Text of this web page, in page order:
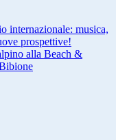
internazionale: musica,
prospettive!
alla Beach &